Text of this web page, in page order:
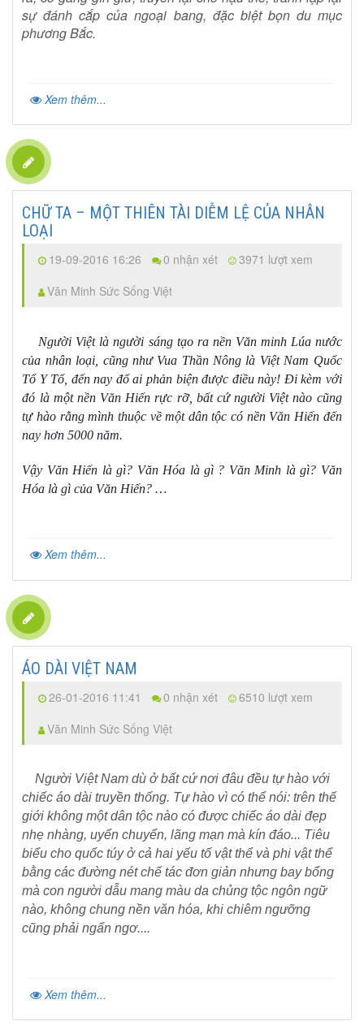
sự đánh cắp của ngoại bang, đặc biệt bọn du mục
phương Bắc.
Xem thêm...
CHỮ TA – MỘT THIÊN TÀI DIỄM LỆ CỦA NHÂN
LOẠI
19-09-2016 16:26 0 nhận xét
3971 lượt xem
Văn Minh Sức Sống Việt
Người Việt là người sáng tạo ra nền Văn minh Lúa nước
của nhân loại, cũng như Vua Thần Nông là Việt Nam Quốc
Tổ Y Tổ, đến nay đố ai phản biện được điều này! Đi kèm với
đó là một nền Văn Hiến rực rỡ, bất cứ người Việt nào cũng
tự hào rằng mình thuộc về một dân tộc có nền Văn Hiến đến
nay hơn 5000 năm.
Vậy Văn Hiến là gì? Văn Hóa là gì ? Văn Minh là gì? Văn
Hóa là gì của Văn Hiến? …
Xem thêm...
ÁO DÀI VIỆT NAM
26-01-2016 11:41 0 nhận xét
6510 lượt xem
Văn Minh Sức Sống Việt
Người Việt Nam dù ở bất cứ nơi đâu đều tự hào với
chiếc áo dài truyền thống. Tự hào vì có thể nói: trên thế
giới không một dân tộc nào có được chiếc áo dài đẹp
nhẹ nhàng, uyển chuyển, lãng mạn mà kín đáo... Tiêu
biểu cho quốc túy ở cả hai yếu tố vật thể và phi vật thể
bằng các đường nét chế tác đơn giản nhưng bay bổng
mà con người dẫu mang màu da chủng tộc ngôn ngữ
nào, không chung nền văn hóa, khi chiêm ngưỡng
cũng phải ngẩn ngơ....
Xem thêm...